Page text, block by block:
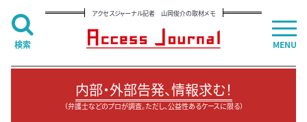
アクセスジャーナル記者 山岡俊介の取材メモ
内部・外部告発、情報求む！
（弁護士などのプロが調査。ただし、公益性あるケースに限る）
MENU
検索